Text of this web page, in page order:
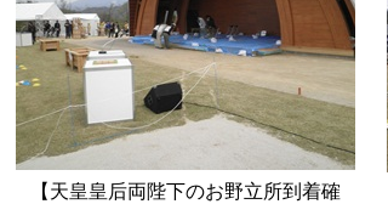
【天皇皇后両陛下のお野立所到着確